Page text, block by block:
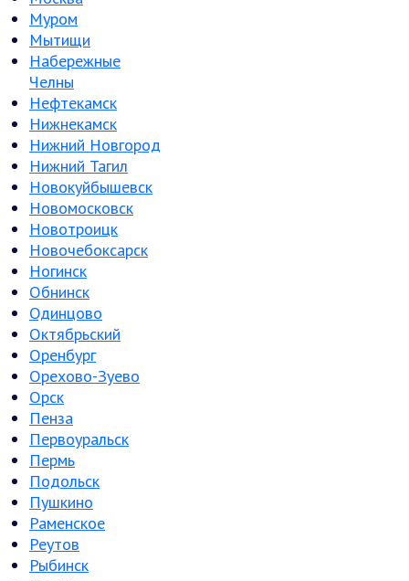
Муром
Мытищи
Набережные
Челны
Нефтекамск
Нижнекамск
Нижний Новгород
Нижний Тагил
Новокуйбышевск
Новомосковск
Новотроицк
Новочебоксарск
Ногинск
Обнинск
Одинцово
Октябрьский
Оренбург
Орехово-Зуево
Орск
Пенза
Первоуральск
Пермь
Подольск
Пушкино
Раменское
Реутов
Рыбинск